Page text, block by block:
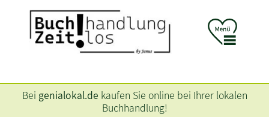
Bei genialokal.de kaufen Sie online bei Ihrer lokalen
Buchhandlung!